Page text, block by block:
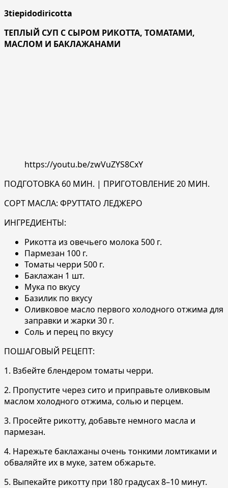
3tiepidodiricotta
ТЕПЛЫЙ СУП С СЫРОМ РИКОТТА, ТОМАТАМИ,
МАСЛОМ И БАКЛАЖАНАМИ
https://youtu.be/zwVuZYS8CxY
ПОДГОТОВКА 60 МИН. | ПРИГОТОВЛЕНИЕ 20 МИН.
СОРТ МАСЛА: ФРУТТАТО ЛЕДЖЕРО
ИНГРЕДИЕНТЫ:
Рикотта из овечьего молока 500 г.
Пармезан 100 г.
Томаты черри 500 г.
Баклажан 1 шт.
Мука по вкусу
Базилик по вкусу
Оливковое масло первого холодного отжима для
заправки и жарки 30 г.
Соль и перец по вкусу
ПОШАГОВЫЙ РЕЦЕПТ:
1. Взбейте блендером томаты черри.
2. Пропустите через сито и приправьте оливковым
маслом холодного отжима, солью и перцем.
3. Просейте рикотту, добавьте немного масла и
пармезан.
4. Нарежьте баклажаны очень тонкими ломтиками и
обваляйте их в муке, затем обжарьте.
5. Выпекайте рикотту при 180 градусах 8–10 минут.